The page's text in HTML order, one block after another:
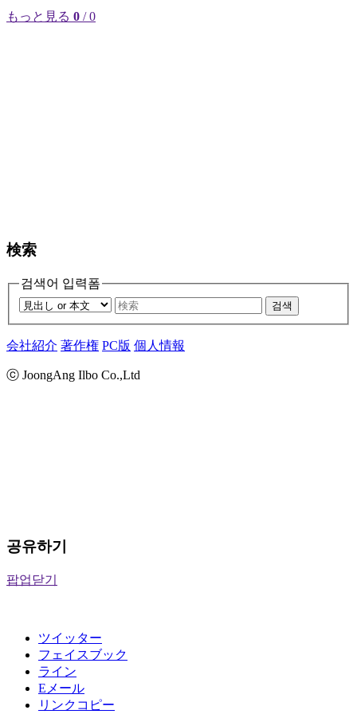
もっと見る 0 / 0
検索
검색어 입력폼
검색
会社紹介 著作権 PC版 個人情報
ⓒ JoongAng Ilbo Co.,Ltd
공유하기
팝업닫기
ツイッター
フェイスブック
ライン
Eメール
リンクコピー